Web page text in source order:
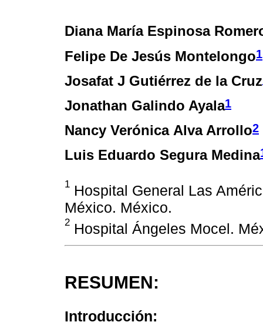
Diana María Espinosa
Felipe De Jesús Montelongo1
Josafat J Gutiérrez de la Cruz
Jonathan Galindo Ayala1
Nancy Verónica Alva Arrollo2
Luis Eduardo Segura Medina
1 Hospital General Las
México. México.
2 Hospital Ángeles Mocel.
RESUMEN:
Introducción: